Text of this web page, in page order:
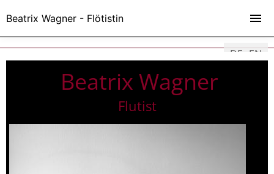
DE EN
Beatrix Wagner
Flutist
Beatrix Wagner - Flötistin